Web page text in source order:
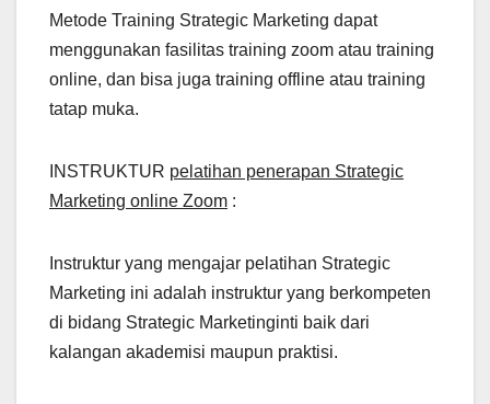
Metode Training Strategic Marketing dapat
menggunakan fasilitas training zoom atau training
online, dan bisa juga training offline atau training
tatap muka.
INSTRUKTUR pelatihan penerapan Strategic
Marketing online Zoom :
Instruktur yang mengajar pelatihan Strategic
Marketing ini adalah instruktur yang berkompeten
di bidang Strategic Marketinginti baik dari
kalangan akademisi maupun praktisi.